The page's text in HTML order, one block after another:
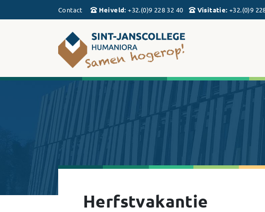
Contact Heiveld: +32.(0)9 228 32 40 Visitatie: +32.(0)9
Herfstvakantie